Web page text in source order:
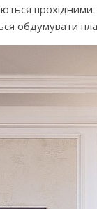
обдумувати